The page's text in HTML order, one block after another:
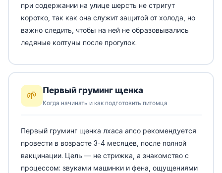
при содержании на улице шерсть не стригут
коротко, так как она служит защитой от холода, но
важно следить, чтобы на ней не образовывались
ледяные колтуны после прогулок.
🌱 Первый груминг щенка
Когда начинать и как подготовить питомца
Первый груминг щенка лхаса апсо рекомендуется
провести в возрасте 3-4 месяцев, после полной
вакцинации. Цель — не стрижка, а знакомство с
процессом: звуками машинки и фена, ощущениями